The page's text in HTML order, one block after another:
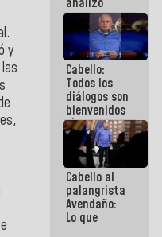
y
diálogo
junto a
gobernadores
planes de
recuperación
del Sistema
Eléctrico
Nacional
Cabello:
Todos los
diálogos son
bienvenidos
siempre que
estén en el
marco de la
Constitución
de la
República
Cabello al
palangrista
Avendaño:
Lo que